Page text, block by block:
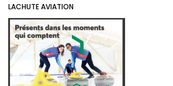
LACHUTE AVIATION